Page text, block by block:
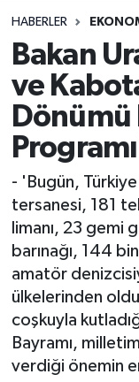
HABERLER
Bakan
ve
- 'Bugün,
tersanesi, 181
limanı, 23 gemi
barınağı, 144
amatör
ülkelerinden
coşkuyla
Bayramı,
verdiği önemin
KÖŞE
KÜLTÜR-
MEDYA
ÖZEL HABER
SİYASET
Tüm
Son Dakika
Haber Arşivi